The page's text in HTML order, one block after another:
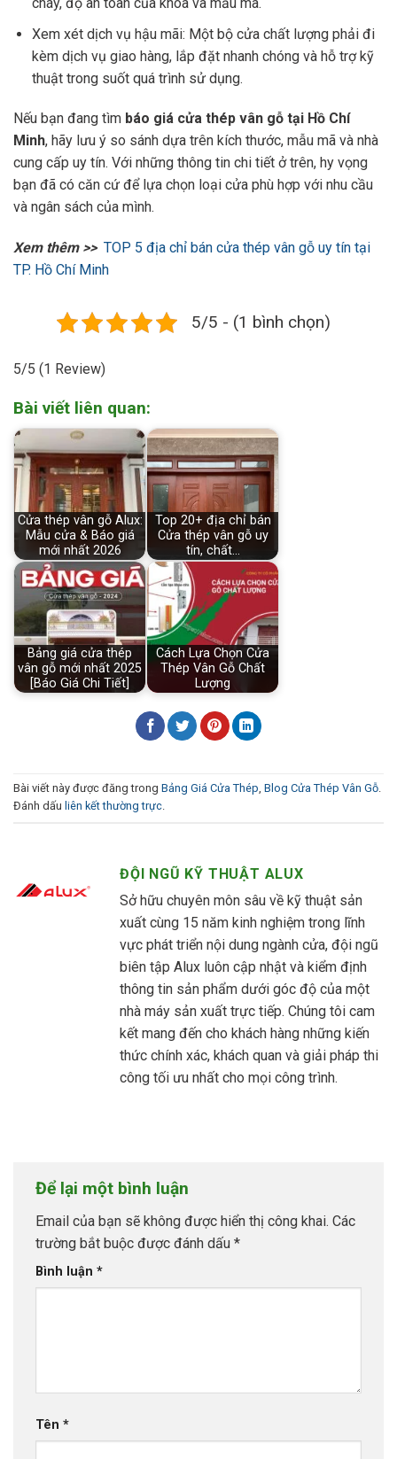
Xem xét dịch vụ hậu mãi: Một bộ cửa chất lượng phải đi
kèm dịch vụ giao hàng, lắp đặt nhanh chóng và hỗ trợ kỹ
thuật trong suốt quá trình sử dụng.
Nếu bạn đang tìm báo giá cửa thép vân gỗ tại Hồ Chí
Minh, hãy lưu ý so sánh dựa trên kích thước, mẫu mã và nhà
cung cấp uy tín. Với những thông tin chi tiết ở trên, hy vọng
bạn đã có căn cứ để lựa chọn loại cửa phù hợp với nhu cầu
và ngân sách của mình.
Xem thêm >> TOP 5 địa chỉ bán cửa thép vân gỗ uy tín tại
TP. Hồ Chí Minh
5/5 - (1 bình chọn)
5/5 (1 Review)
Bài viết liên quan:
Cửa thép vân gỗ Alux:
Mẫu cửa & Báo giá
mới nhất 2026
Top 20+ địa chỉ bán
Cửa thép vân gỗ uy
tín, chất…
Bảng giá cửa thép
vân gỗ mới nhất 2025
[Báo Giá Chi Tiết]
Cách Lựa Chọn Cửa
Thép Vân Gỗ Chất
Lượng
Bài viết này được đăng trong Bảng Giá Cửa Thép, Blog Cửa Thép Vân Gỗ.
Đánh dấu liên kết thường trực.
ĐỘI NGŨ KỸ THUẬT ALUX
Sở hữu chuyên môn sâu về kỹ thuật sản
xuất cùng 15 năm kinh nghiệm trong lĩnh
vực phát triển nội dung ngành cửa, đội ngũ
biên tập Alux luôn cập nhật và kiểm định
thông tin sản phẩm dưới góc độ của một
nhà máy sản xuất trực tiếp. Chúng tôi cam
kết mang đến cho khách hàng những kiến
thức chính xác, khách quan và giải pháp thi
công tối ưu nhất cho mọi công trình.
Để lại một bình luận
Email của bạn sẽ không được hiển thị công khai. Các
trường bắt buộc được đánh dấu *
Bình luận *
Tên *